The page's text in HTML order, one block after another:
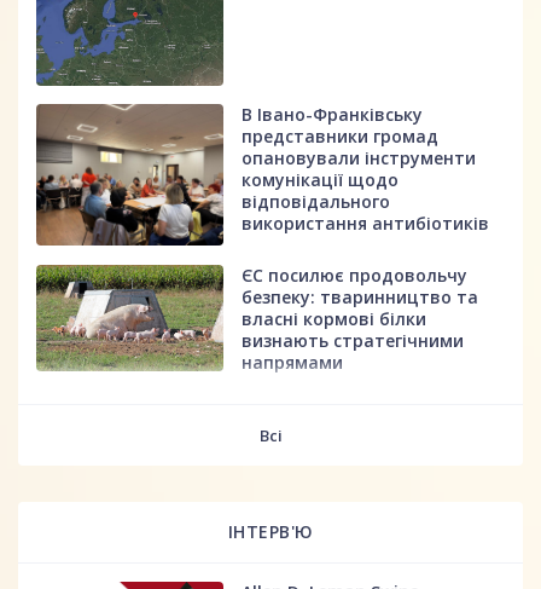
В Івано-Франківську
представники громад
опановували інструменти
комунікації щодо
відповідального
використання антибіотиків
ЄС посилює продовольчу
безпеку: тваринництво та
власні кормові білки
визнають стратегічними
напрямами
Всі
ІНТЕРВ'Ю